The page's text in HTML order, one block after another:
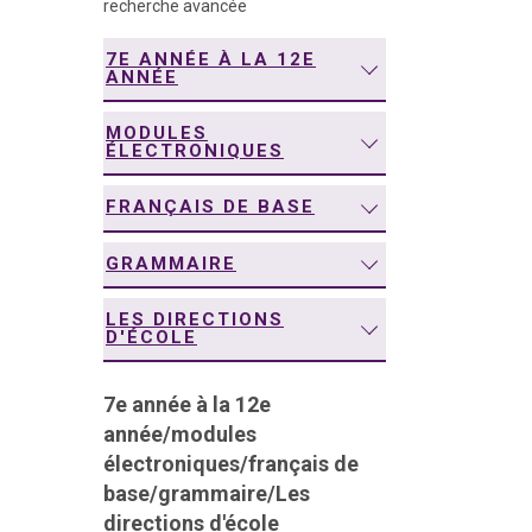
recherche avancée
7E ANNÉE À LA 12E
ANNÉE
MODULES
ÉLECTRONIQUES
FRANÇAIS DE BASE
GRAMMAIRE
LES DIRECTIONS
D'ÉCOLE
7e année à la 12e
année/modules
électroniques/français de
base/grammaire/Les
directions d'école